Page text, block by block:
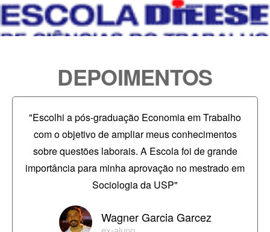
DEPOIMENTOS
"Escolhi a pós-graduação Economia em Trabalho
com o objetivo de ampliar meus conhecimentos
sobre questões laborais. A Escola foi de grande
importância para minha aprovação no mestrado em
Sociologia da USP"
Wagner Garcia Garcez